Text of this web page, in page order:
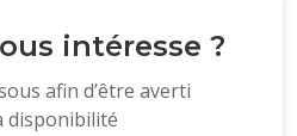
intéresse ?
afin d’être averti
disponibilité